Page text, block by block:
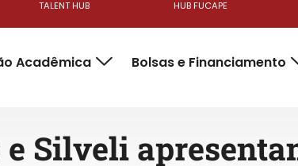
TALENT HUB HUB FUCAPE
Acadêmica Bolsas e Financiamento
Silveli